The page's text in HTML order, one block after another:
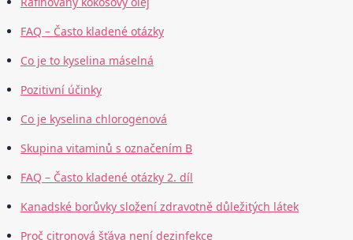
FAQ – Často kladené otázky
Co je to kyselina máselná
Pozitivní účinky
Co je kyselina chlorogenová
Skupina vitaminů s označením B
FAQ – Často kladené otázky 2. díl
Kanadské borůvky složení zdravotně důležitých látek
Proč citronová šťáva není dezinfekce